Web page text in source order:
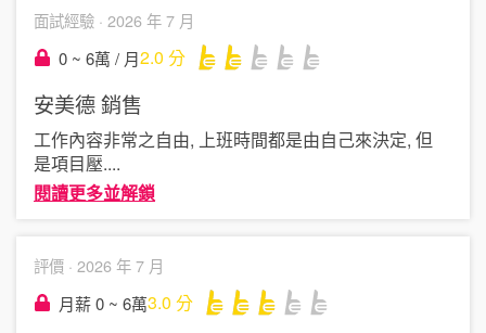
面試經驗 · 2026 年 7 月
0 ~ 6萬 / 月2.0 分
安美德銷售
工作內容非常之自由, 上班時間都是由自己來決定, 但
是項目壓....
閱讀更多並解鎖
評價 · 2026 年 7 月
月薪 0 ~ 6萬3.0 分